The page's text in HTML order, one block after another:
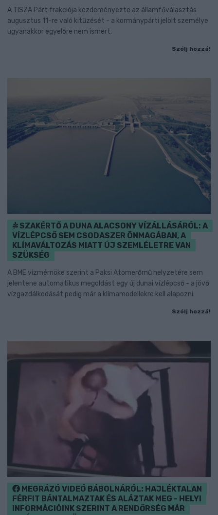
A TISZA Párt frakciója kezdeményezte az államfőválasztás
augusztus 11-re való kitűzését - a kormánypárti jelölt személye
ugyanakkor egyelőre nem ismert.
Szólj hozzá!
SZAKÉRTŐ A DUNA ALACSONY VÍZÁLLÁSÁRÓL: A
VÍZLÉPCSŐ SEM CSODASZER ÖNMAGÁBAN, A
KLÍMAVÁLTOZÁS MIATT ÚJ SZEMLÉLETRE VAN
SZÜKSÉG
A BME vízmérnöke szerint a Paksi Atomerőmű helyzetére sem
jelentene automatikus megoldást egy új dunai vízlépcső - a jövő
vízgazdálkodását pedig már a klímamodellekre kell alapozni.
Szólj hozzá!
MEGRÁZÓ VIDEÓ BÁBOLNÁRÓL: HAJLÉKTALAN
FÉRFIT BÁNTALMAZTAK ÉS ALÁZTAK MEG - HELYI
INFORMÁCIÓINK SZERINT A RENDŐRSÉG MÁR